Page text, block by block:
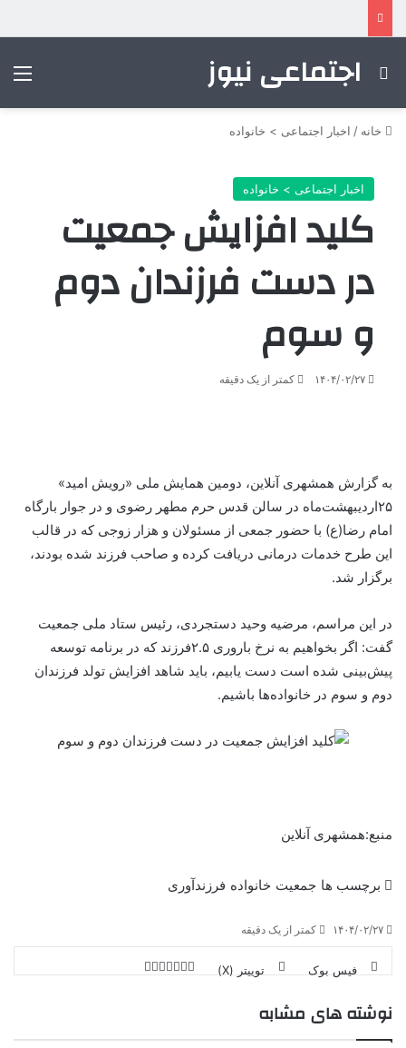
اجتماعی نیوز
جستجو برای
خانه / اخبار اجتماعی > خانواده
اخبار اجتماعی > خانواده
کلید افزایش جمعیت
در دست فرزندان دوم
و سوم
۱۴۰۴/۰۲/۲۷ کمتر از یک دقیقه
به گزارش همشهری آنلاین، دومین همایش ملی «رویش امید»
۲۵اردیبهشت‌ماه در سالن قدس حرم مطهر رضوی و در جوار بارگاه
امام رضا(ع) با حضور جمعی از مسئولان و هزار زوجی که در قالب
این طرح خدمات درمانی دریافت کرده و صاحب فرزند شده بودند،
برگزار شد.
در این مراسم، مرضیه وحید دستجردی، رئیس ستاد ملی جمعیت
گفت: اگر بخواهیم به نرخ باروری ۲.۵فرزند که در برنامه توسعه
پیش‌بینی شده است‌ دست یابیم، باید شاهد افزایش تولد فرزندان
دوم و سوم در خانواده‌ها باشیم.
منبع:همشهری آنلاین
برچسب ها جمعیت خانواده فرزندآوری
۱۴۰۴/۰۲/۲۷ کمتر از یک دقیقه
فیس بوک توییتر (X)
نوشته های مشابه